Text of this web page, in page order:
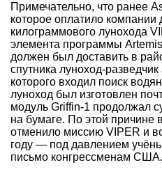
Примечательно, что ранее
которое оплатило компании
килограммового лунохода
элемента программы
должен был доставить в
спутника луноход-разведчик
которого входил поиск
луноход был изготовлен
модуль Griffin-1 продолжал
на бумаге. По этой причине
отменило миссию VIPER и
году — под давлением
письмо конгрессменам США.